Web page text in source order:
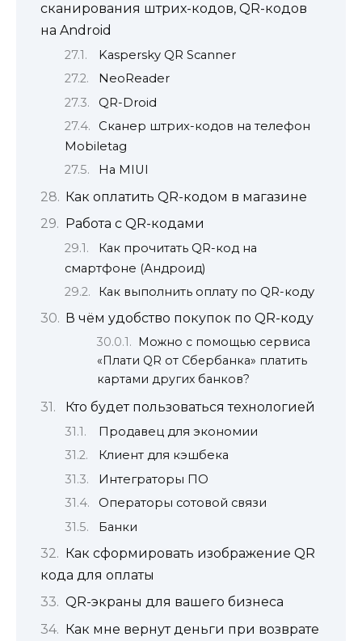
сканирования штрих-кодов, QR-кодов
на Android
Kaspersky QR Scanner
NeoReader
QR-Droid
Сканер штрих-кодов на телефон
Mobiletag
На MIUI
Как оплатить QR-кодом в магазине
Работа с QR-кодами
Как прочитать QR-код на
смартфоне (Андроид)
Как выполнить оплату по QR-коду
В чём удобство покупок по QR-коду
Можно с помощью сервиса
«Плати QR от Сбербанка» платить
картами других банков?
Кто будет пользоваться технологией
Продавец для экономии
Клиент для кэшбека
Интеграторы ПО
Операторы сотовой связи
Банки
Как сформировать изображение QR
кода для оплаты
QR-экраны для вашего бизнеса
Как мне вернут деньги при возврате